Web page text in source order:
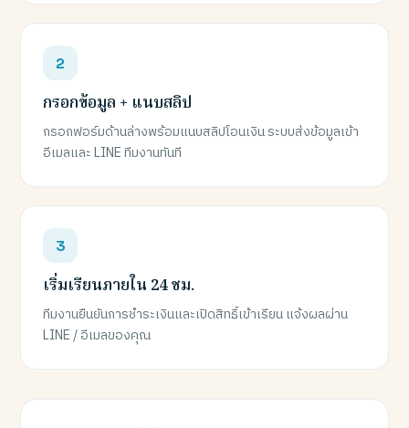
กรอกข้อมูล + แนบสลิป
กรอกฟอร์มด้านล่างพร้อมแนบสลิปโอนเงิน ระบบส่งข้อมูลเข้า
อีเมลและ LINE ทีมงานทันที
เริ่มเรียนภายใน 24 ชม.
ทีมงานยืนยันการชำระเงินและเปิดสิทธิ์เข้าเรียน แจ้งผลผ่าน
LINE / อีเมลของคุณ